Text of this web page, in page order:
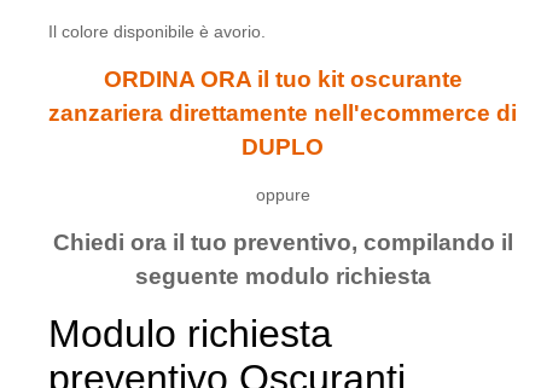
Il colore disponibile è avorio.
ORDINA ORA il tuo kit oscurante
zanzariera direttamente nell'ecommerce di
DUPLO
oppure
Chiedi ora il tuo preventivo, compilando il
seguente modulo richiesta